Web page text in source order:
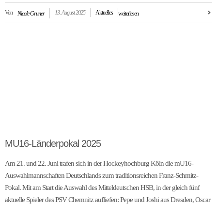
Von Nicole Gruner 13. August 2025 Aktuelles weiterlesen
MU16-Länderpokal 2025
Am 21. und 22. Juni trafen sich in der Hockeyhochburg Köln die mU16-
Auswahlmannschaften Deutschlands zum traditionsreichen Franz-Schmitz-
Pokal. Mit am Start die Auswahl des Mitteldeutschen HSB, in der gleich fünf
aktuelle Spieler des PSV Chemnitz aufliefen: Pepe und Joshi aus Dresden, Oscar